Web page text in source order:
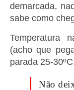
demarcada,
sabe como
Temperatura
(acho que
parada 25-
Não